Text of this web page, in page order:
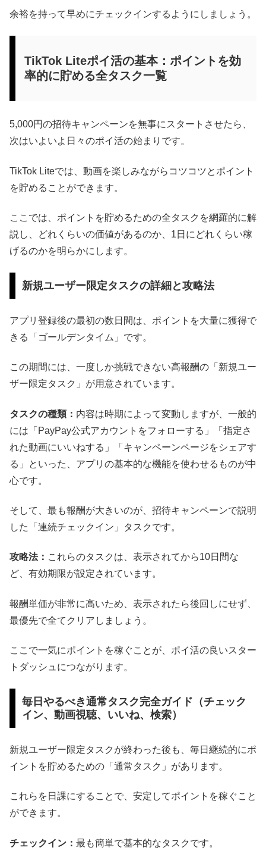
余裕を持って早めにチェックインするようにしましょう。
TikTok Liteポイ活の基本：ポイントを効
率的に貯める全タスク一覧
5,000円の招待キャンペーンを無事にスタートさせたら、
次はいよいよ日々のポイ活の始まりです。
TikTok Liteでは、動画を楽しみながらコツコツとポイント
を貯めることができます。
ここでは、ポイントを貯めるための全タスクを網羅的に解
説し、どれくらいの価値があるのか、1日にどれくらい稼
げるのかを明らかにします。
新規ユーザー限定タスクの詳細と攻略法
アプリ登録後の最初の数日間は、ポイントを大量に獲得で
きる「ゴールデンタイム」です。
この期間には、一度しか挑戦できない高報酬の「新規ユー
ザー限定タスク」が用意されています。
タスクの種類： 内容は時期によって変動しますが、一般的
には「PayPay公式アカウントをフォローする」「指定さ
れた動画にいいねする」「キャンペーンページをシェアす
る」といった、アプリの基本的な機能を使わせるものが中
心です。
そして、最も報酬が大きいのが、招待キャンペーンで説明
した「連続チェックイン」タスクです。
攻略法： これらのタスクは、表示されてから10日間な
ど、有効期限が設定されています。
報酬単価が非常に高いため、表示されたら後回しにせず、
最優先で全てクリアしましょう。
ここで一気にポイントを稼ぐことが、ポイ活の良いスター
トダッシュにつながります。
毎日やるべき通常タスク完全ガイド（チェック
イン、動画視聴、いいね、検索）
新規ユーザー限定タスクが終わった後も、毎日継続的にポ
イントを貯めるための「通常タスク」があります。
これらを日課にすることで、安定してポイントを稼ぐこと
ができます。
チェックイン： 最も簡単で基本的なタスクです。